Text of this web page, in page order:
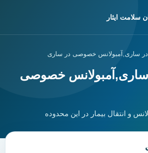
سلامت ایثار
در ساری,آمبولانس خصوصی در ساری
ساری,آمبولانس خصوصی
و انتقال بیمار در این محدوده